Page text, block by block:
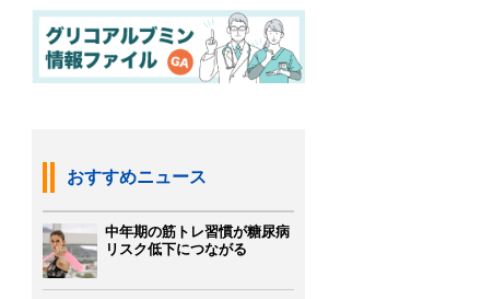
おすすめニュース
中年期の筋トレ習慣が糖尿病
リスク低下につながる